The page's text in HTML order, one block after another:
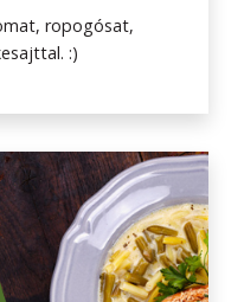
ropogósat,
:)